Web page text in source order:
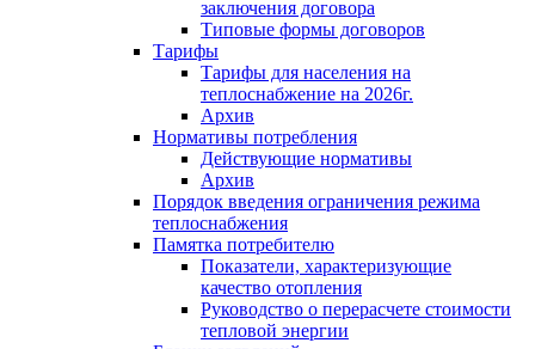
заключения договора
Типовые формы договоров
Тарифы
Тарифы для населения на
теплоснабжение на 2026г.
Архив
Нормативы потребления
Действующие нормативы
Архив
Порядок введения ограничения режима
теплоснабжения
Памятка потребителю
Показатели, характеризующие
качество отопления
Руководство о перерасчете стоимости
тепловой энергии